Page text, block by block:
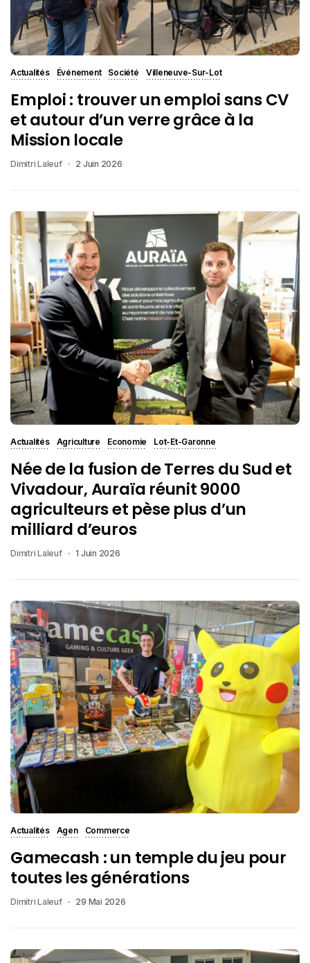
Actualités Événement Société Villeneuve-Sur-Lot
Emploi : trouver un emploi sans CV
et autour d’un verre grâce à la
Mission locale
Dimitri Laleuf 2 Juin 2026
Actualités Agriculture Economie Lot-Et-Garonne
Née de la fusion de Terres du Sud et
Vivadour, Auraïa réunit 9000
agriculteurs et pèse plus d’un
milliard d’euros
Dimitri Laleuf 1 Juin 2026
Actualités Agen Commerce
Gamecash : un temple du jeu pour
toutes les générations
Dimitri Laleuf 29 Mai 2026